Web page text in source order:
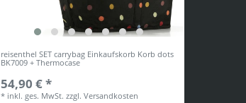
reisenthel SET carrybag Einkaufskorb Korb dots
BK7009 + Thermocase
54,90 € *
* inkl. ges. MwSt. zzgl.Versandkosten